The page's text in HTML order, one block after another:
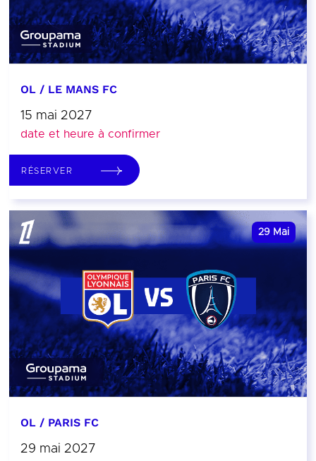
OL / LE MANS FC
15 mai 2027
date et heure à confirmer
RÉSERVER
29 Mai
OL / PARIS FC
29 mai 2027